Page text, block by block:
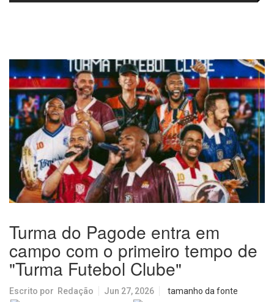
Turma do Pagode entra em
campo com o primeiro tempo de
"Turma Futebol Clube"
Escrito por Redação Jun 27, 2026 tamanho da fonte